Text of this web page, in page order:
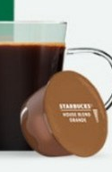
커
즐
거
움